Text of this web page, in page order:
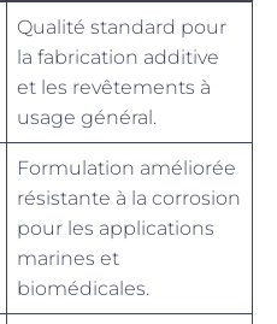
Qualité standard pour
la fabrication additive
et les revêtements à
usage général.
Formulation améliorée
résistante à la corrosion
pour les applications
marines et
biomédicales.